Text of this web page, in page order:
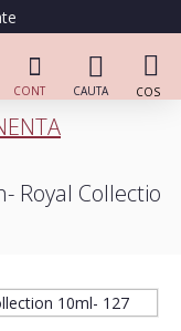
Royal Collectio